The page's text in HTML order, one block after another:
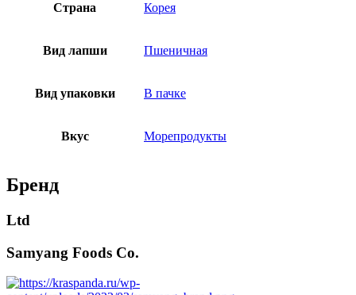
Страна Корея
Вид лапши Пшеничная
Вид упаковки В пачке
Вкус Морепродукты
Бренд
Ltd
Samyang Foods Co.